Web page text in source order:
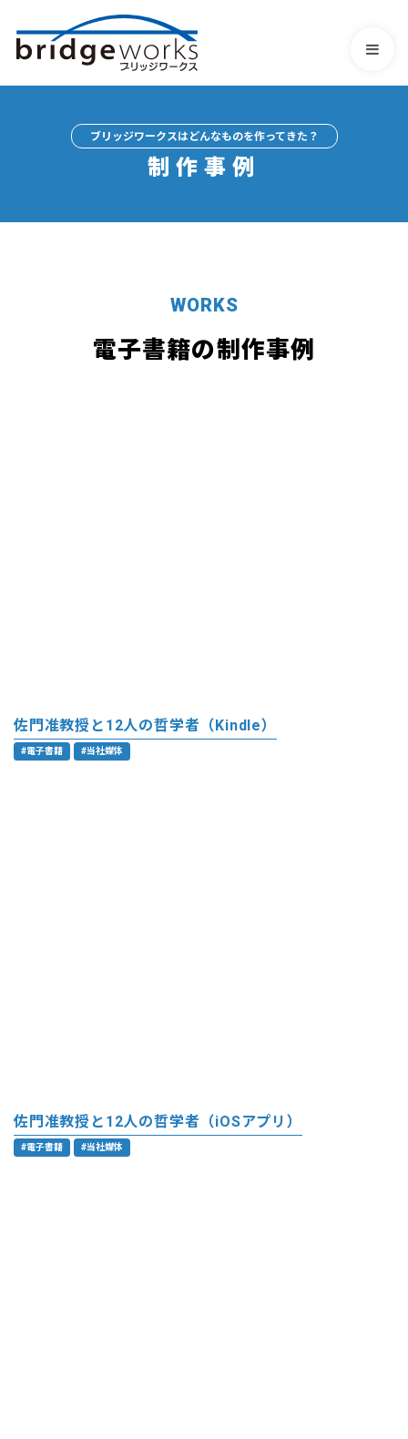
ブリッジワークスはどんなものを作ってきた？
制作事例
WORKS
電子書籍の制作事例
佐門准教授と12人の哲学者（Kindle）
#電子書籍 #当社媒体
佐門准教授と12人の哲学者（iOSアプリ）
#電子書籍 #当社媒体